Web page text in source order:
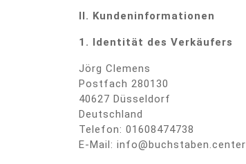
II. Kundeninformationen
1. Identität des Verkäufers
Jörg Clemens
Postfach 280130
40627 Düsseldorf
Deutschland
Telefon: 01608474738
E-Mail: info@buchstaben.center